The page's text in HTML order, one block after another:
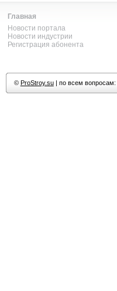
Главная
Новости портала
Новости индустрии
Регистрация абонента
© ProStroy.su| по всем вопросам: